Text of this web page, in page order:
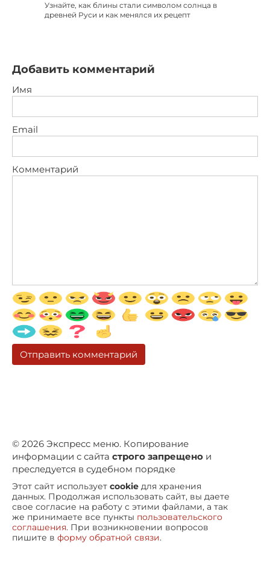
Узнайте, как блины стали символом солнца в
древней Руси и как менялся их рецепт
Добавить комментарий
Имя
Email
Комментарий
© 2026 Экспресс меню. Копирование
информации с сайта строго запрещено и
преследуется в судебном порядке
Этот сайт использует cookie для хранения
данных. Продолжая использовать сайт, вы даете
свое согласие на работу с этими файлами, а так
же принимаете все пункты пользовательского
соглашения. При возникновении вопросов
пишите в форму обратной связи.